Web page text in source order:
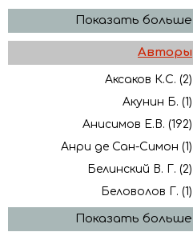
Показать больше
Авторы
Аксаков К.С. (2)
Акунин Б. (1)
Анисимов Е.В. (192)
Анри де Сан-Симон (1)
Белинский В. Г. (2)
Беловолов Г. (1)
Показать больше